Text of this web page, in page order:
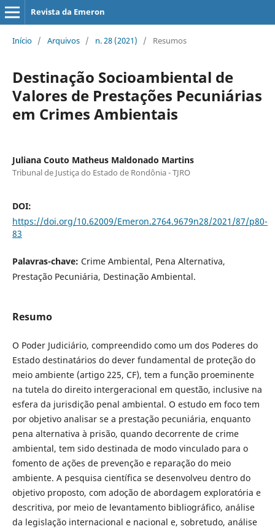
Revista da Emeron
Início / Arquivos / n. 28 (2021) / Resumos
Destinação Socioambiental de
Valores de Prestações Pecuniárias
em Crimes Ambientais
Juliana Couto Matheus Maldonado Martins
Tribunal de Justiça do Estado de Rondônia - TJRO
DOI:
https://doi.org/10.62009/Emeron.2764.9679n28/2021/87/p80-
83
Palavras-chave: Crime Ambiental, Pena Alternativa,
Prestação Pecuniária, Destinação Ambiental.
Resumo
O Poder Judiciário, compreendido como um dos Poderes do
Estado destinatários do dever fundamental de proteção do
meio ambiente (artigo 225, CF), tem a função proeminente
na tutela do direito intergeracional em questão, inclusive na
esfera da jurisdição penal ambiental. O estudo em foco tem
por objetivo analisar se a prestação pecuniária, enquanto
pena alternativa à prisão, quando decorrente de crime
ambiental, tem sido destinada de modo vinculado para o
fomento de ações de prevenção e reparação do meio
ambiente. A pesquisa científica se desenvolveu dentro do
objetivo proposto, com adoção de abordagem exploratória e
descritiva, por meio de levantamento bibliográfico, análise
da legislação internacional e nacional e, sobretudo, análise